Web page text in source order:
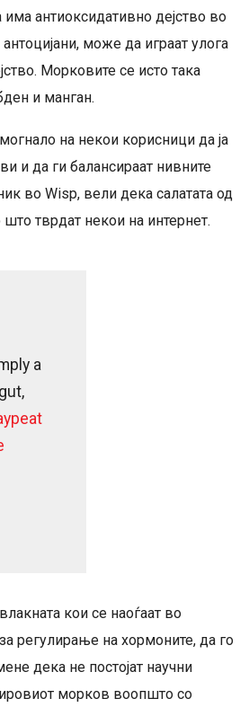
антиоксидативно дејство во
може да играат улога
Морковите се исто така
и манган.
на некои корисници да ја
и да ги балансираат нивните
во Wisp, вели дека салатата од
тврдат некои на интернет.
a
кои се наоѓаат во
регулирање на хормоните, да го
дека не постојат научни
морков воопшто со